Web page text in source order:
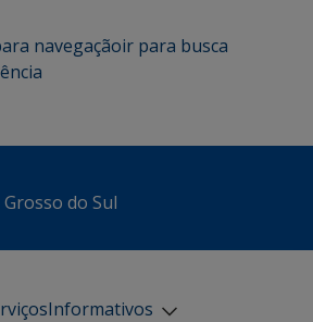
navegaçãoir para busca
do Sul
Informativos